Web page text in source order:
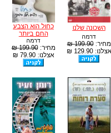
השכונה שלנו
דרמה
מחיר:199.90 ₪
אצלנו: 129.90 ₪
כחול הוא הצבע
החם ביותר
דרמה
מחיר:199.90 ₪
אצלנו: 79.90 ₪